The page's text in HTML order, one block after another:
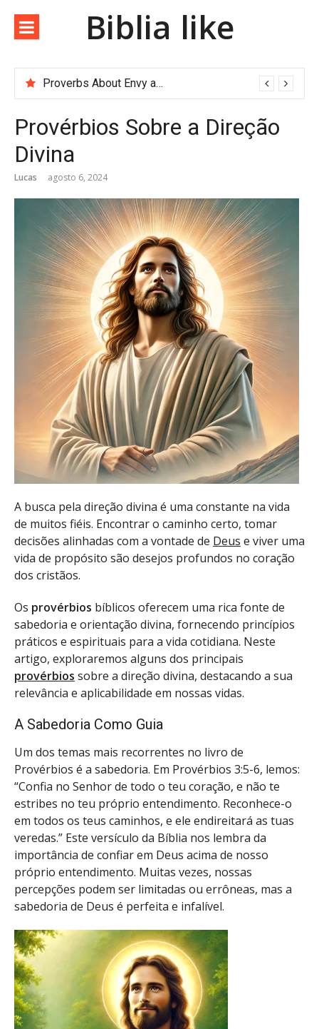
Biblia like
Proverbs About Envy and Greed
Provérbios Sobre a Direção
Divina
Lucas agosto 6, 2024
A busca pela direção divina é uma constante na vida
de muitos fiéis. Encontrar o caminho certo, tomar
decisões alinhadas com a vontade de Deus e viver uma
vida de propósito são desejos profundos no coração
dos cristãos.
Os provérbios bíblicos oferecem uma rica fonte de
sabedoria e orientação divina, fornecendo princípios
práticos e espirituais para a vida cotidiana. Neste
artigo, exploraremos alguns dos principais
provérbios sobre a direção divina, destacando a sua
relevância e aplicabilidade em nossas vidas.
A Sabedoria Como Guia
Um dos temas mais recorrentes no livro de
Provérbios é a sabedoria. Em Provérbios 3:5-6, lemos:
“Confia no Senhor de todo o teu coração, e não te
estribes no teu próprio entendimento. Reconhece-o
em todos os teus caminhos, e ele endireitará as tuas
veredas.” Este versículo da Bíblia nos lembra da
importância de confiar em Deus acima de nosso
próprio entendimento. Muitas vezes, nossas
percepções podem ser limitadas ou errôneas, mas a
sabedoria de Deus é perfeita e infalível.